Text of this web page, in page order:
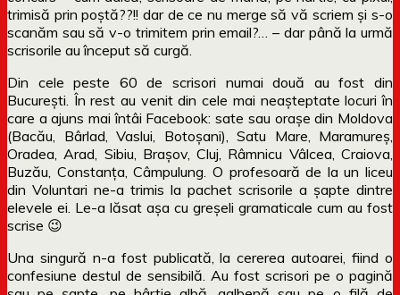
trimisă prin poștă??!! dar de ce nu merge să vă scriem și s-o
scanăm sau să v-o trimitem prin email?… – dar până la urmă
scrisorile au început să curgă.
Din cele peste 60 de scrisori numai două au fost din
București. În rest au venit din cele mai neașteptate locuri în
care a ajuns mai întâi Facebook: sate sau orașe din Moldova
(Bacău, Bârlad, Vaslui, Botoșani), Satu Mare, Maramureș,
Oradea, Arad, Sibiu, Brașov, Cluj, Râmnicu Vâlcea, Craiova,
Buzău, Constanța, Câmpulung. O profesoară de la un liceu
din Voluntari ne-a trimis la pachet scrisorile a șapte dintre
elevele ei. Le-a lăsat așa cu greșeli gramaticale cum au fost
scrise 😉
Una singură n-a fost publicată, la cererea autoarei, fiind o
confesiune destul de sensibilă. Au fost scrisori pe o pagină